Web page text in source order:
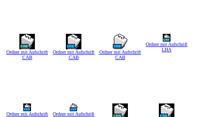
Ordner mit Aufschrift
CAB
Ordner mit Aufschrift
CAB
Ordner mit Aufschrift
CAB
Ordner mit Aufschrift
LHA
Ordner mit Aufschrift
Ordner mit Aufschrift